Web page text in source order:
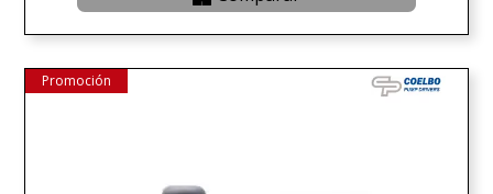
Promoción